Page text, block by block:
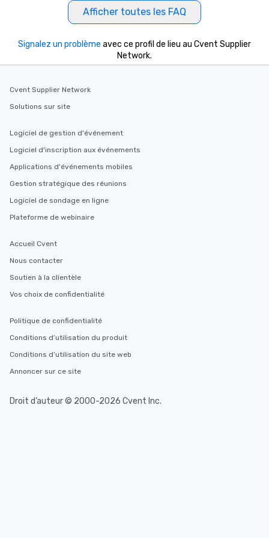
hour, to providing some sultry sounds
for dinner which lead right into an
Pop Nouveau will be there every step
of the way to make planning your
and every budget.
Afficher toutes les FAQ
Signalez un problème avec ce profil de lieu au Cvent Supplier
Network.
Cvent Supplier Network
Solutions sur site
Logiciel de gestion d'événement
Logiciel d'inscription aux événements
Applications d'événements mobiles
Gestion stratégique des réunions
Logiciel de sondage en ligne
Plateforme de webinaire
Accueil Cvent
Nous contacter
Soutien à la clientèle
Vos choix de confidentialité
Politique de confidentialité
Conditions d’utilisation du produit
Conditions d’utilisation du site web
Annoncer sur ce site
Droit d’auteur © 2000-2026 Cvent Inc.